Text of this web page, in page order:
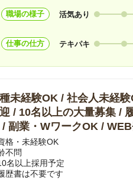
職場の様子 活気あり
仕事の仕方 テキパキ
未経験OK / 社会人未経
/ 10名以上の大量募集 /
/ 副業・WワークOK /
格・未経験OK
不問
名以上採用予定
歴書は不要です